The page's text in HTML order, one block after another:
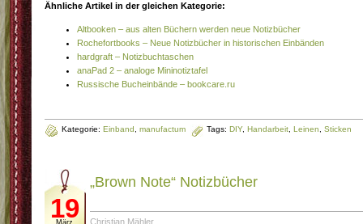
Ähnliche Artikel in der gleichen Kategorie:
Altbooken – aus alten Büchern werden neue Notizbücher
Rochefortbooks – Neue Notizbücher in historischen Einbänden
hardgraft – Notizbuchtaschen
anaPad 2 – analoge Mininotiztafel
Russische Bucheinbände – bookcare.ru
Kategorie: Einband, manufactum Tags: DIY, Handarbeit, Leinen, Sticken
19
„Brown Note“ Notizbücher
Christian Mähler